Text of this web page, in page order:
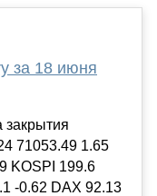
за 18 июня
71053.49 1.65
KOSPI 199.6
-0.62 DAX 92.13